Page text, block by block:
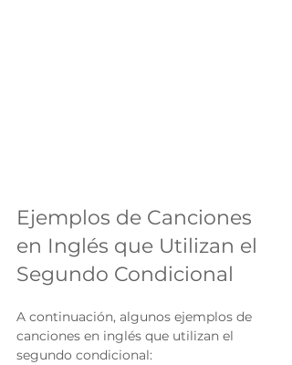
Ejemplos de Canciones
en Inglés que Utilizan el
Segundo Condicional
A continuación, algunos ejemplos de
canciones en inglés que utilizan el
segundo condicional: